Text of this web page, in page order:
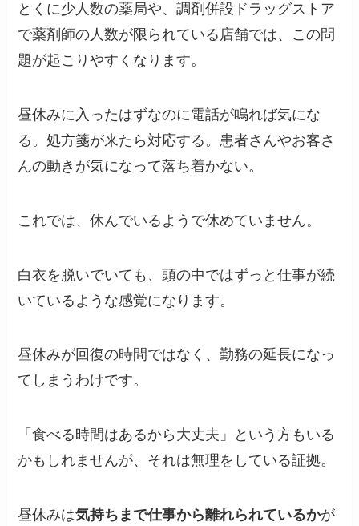
とくに少人数の薬局や、調剤併設ドラッグストア
で薬剤師の人数が限られている店舗では、この問
題が起こりやすくなります。
昼休みに入ったはずなのに電話が鳴れば気にな
る。処方箋が来たら対応する。患者さんやお客さ
んの動きが気になって落ち着かない。
これでは、休んでいるようで休めていません。
白衣を脱いでいても、頭の中ではずっと仕事が続
いているような感覚になります。
昼休みが回復の時間ではなく、勤務の延長になっ
てしまうわけです。
「食べる時間はあるから大丈夫」という方もいる
かもしれませんが、それは無理をしている証拠。
昼休みは気持ちまで仕事から離れられているかが